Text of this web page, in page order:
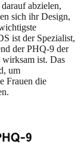
abzielen,
sich ihr Design,
ist der Spezialist,
der PHQ-9 der
wirksam ist. Das
um
Frauen die